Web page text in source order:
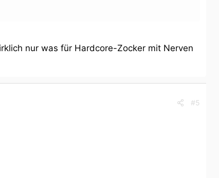
nur was für Hardcore-Zocker mit Nerven
#5